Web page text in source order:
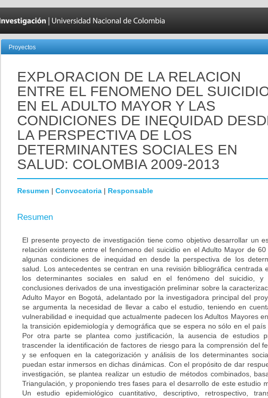
Proyectos
EXPLORACION DE LA RELACION
ENTRE EL FENOMENO DEL
EN EL ADULTO MAYOR Y LAS
CONDICIONES DE INEQUIDAD
LA PERSPECTIVA DE LOS
DETERMINANTES SOCIALES EN
SALUD: COLOMBIA 2009-2013
Resumen | Convocatoria | Responsable
Resumen
El presente proyecto de investigación tiene como objetivo desarrollar un
relación existente entre el fenómeno del suicidio en el Adulto Mayor de
algunas condiciones de inequidad en desde la perspectiva de los
salud. Los antecedentes se centran en una revisión bibliográfica centrada
los determinantes sociales en salud en el fenómeno del suicidio,
conclusiones derivados de una investigación preliminar sobre la
Adulto Mayor en Bogotá, adelantado por la investigadora principal del
se argumenta la necesidad de llevar a cabo el estudio, teniendo en
vulnerabilidad e inequidad que actualmente padecen los Adultos Mayores
la transición epidemiología y demográfica que se espera no sólo en el país
Por otra parte se plantea como justificación, la ausencia de estudios
trascender la identificación de factores de riesgo para la comprensión del
y se enfoquen en la categorización y análisis de los determinantes
puedan estar inmersos en dichas dinámicas. Con el propósito de dar
investigación, se plantea realizar un estudio de métodos combinados,
Triangulación, y proponiendo tres fases para el desarrollo de este estudio
Un estudio epidemiológico cuantitativo, descriptivo, retrospectivo,